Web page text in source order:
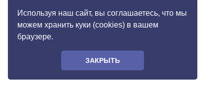
Используя наш сайт, вы соглашаетесь, что мы
можем хранить куки (cookies) в вашем
браузере.
ЗАКРЫТЬ
Импортозамещение
Услуги
Резьбонакатные работы
Токарные работы по металлу